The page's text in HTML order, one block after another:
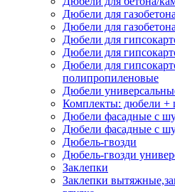
Дюбели для газобетона
Дюбели для
Дюбели для
Дюбели для
Дюбели для
полипропиленовые
Дюбели
Комплекты: дюбели +
Дюбели фасадные с
Дюбели фасадные с
Дюбель-гвозди
Дюбель-гвозди
Заклепки
Заклепки